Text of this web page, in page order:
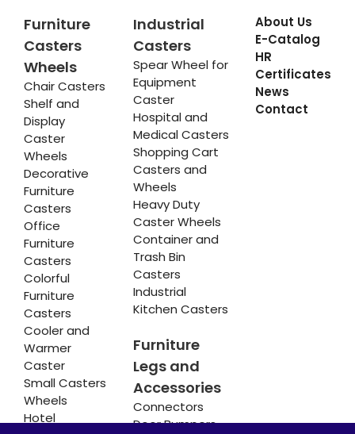
Furniture
Casters
Wheels
Chair Casters
Shelf and
Display
Caster
Wheels
Decorative
Furniture
Casters
Office
Furniture
Casters
Colorful
Furniture
Casters
Cooler and
Warmer
Caster
Small Casters
Wheels
Hotel
Industrial
Casters
Spear Wheel for
Equipment
Caster
Hospital and
Medical Casters
Shopping Cart
Casters and
Wheels
Heavy Duty
Caster Wheels
Container and
Trash Bin
Casters
Industrial
Kitchen Casters
Furniture
Legs and
Accessories
Connectors
Door Bumpers
About Us
E-Catalog
HR
Certificates
News
Contact